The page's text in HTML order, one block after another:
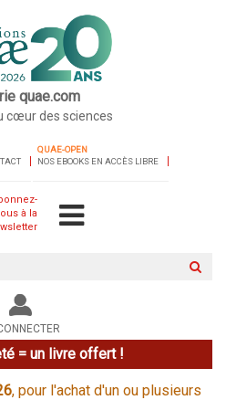
quae.com
cœur des sciences
QUAE-OPEN
NOS EBOOKS EN ACCÈS LIBRE
à la
le
site
= un livre offert !
, pour l'achat d'un ou plusieurs